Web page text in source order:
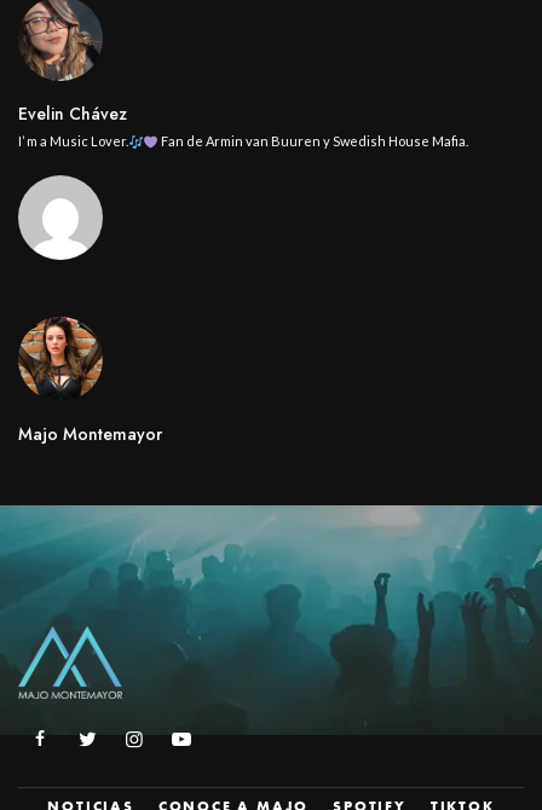
Evelin Chávez
I’ m a Music Lover. Fan de Armin van Buuren y Swedish House Mafia.
Majo Montemayor